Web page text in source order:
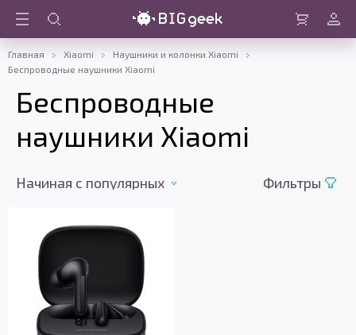
Войти
Главная Xiaomi
Наушники и колонки Xiaomi
Беспроводные наушники Xiaomi
Беспроводные
наушники Xiaomi
Начиная c популярных Фильтры